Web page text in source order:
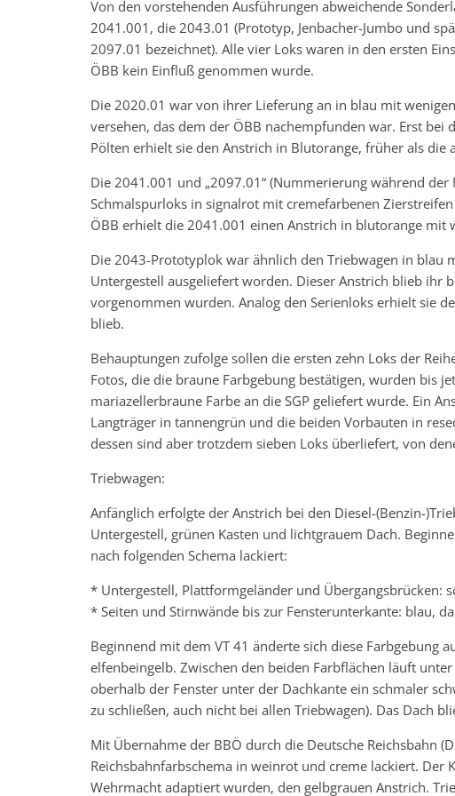
Von den vorstehenden Ausführungen abweichende
2041.001, die 2043.01 (Prototyp, Jenbacher-Jumbo und
2097.01 bezeichnet). Alle vier Loks waren in den ersten
ÖBB kein Einfluß genommen wurde.
Die 2020.01 war von ihrer Lieferung an in blau mit
versehen, das dem der ÖBB nachempfunden war. Erst
Pölten erhielt sie den Anstrich in Blutorange, früher als die
Die 2041.001 und „2097.01“ (Nummerierung während
Schmalspurloks in signalrot mit cremefarbenen
ÖBB erhielt die 2041.001 einen Anstrich in blutorange mit
Die 2043-Prototyplok war ähnlich den Triebwagen in blau
Untergestell ausgeliefert worden. Dieser Anstrich blieb ihr
vorgenommen wurden. Analog den Serienloks erhielt sie
blieb.
Behauptungen zufolge sollen die ersten zehn Loks der
Fotos, die die braune Farbgebung bestätigen, wurden bis
mariazellerbraune Farbe an die SGP geliefert wurde. Ein
Langträger in tannengrün und die beiden Vorbauten in
dessen sind aber trotzdem sieben Loks überliefert, von
Triebwagen:
Anfänglich erfolgte der Anstrich bei den Diesel-(Benzin-
Untergestell, grünen Kasten und lichtgrauem Dach.
nach folgenden Schema lackiert:
* Untergestell, Plattformgeländer und Übergangsbrücken:
* Seiten und Stirnwände bis zur Fensterunterkante: blau,
Beginnend mit dem VT 41 änderte sich diese Farbgebung
elfenbeingelb. Zwischen den beiden Farbflächen läuft
oberhalb der Fenster unter der Dachkante ein schmaler
zu schließen, auch nicht bei allen Triebwagen). Das Dach
Mit Übernahme der BBÖ durch die Deutsche Reichsbahn
Reichsbahnfarbschema in weinrot und creme lackiert. Der
Wehrmacht adaptiert wurden, den gelbgrauen Anstrich.